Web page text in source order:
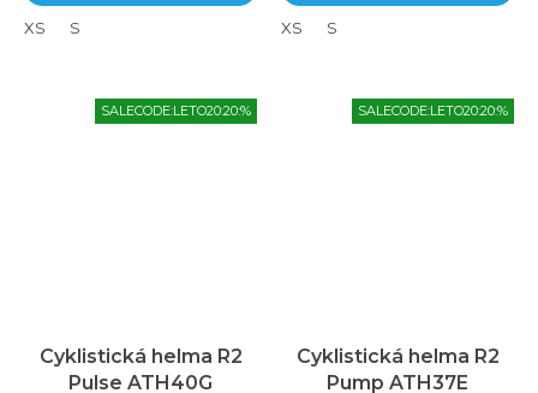
XS S XS S
SALECODE:LETO20:20:%
Cyklistická helma R2
Pulse ATH40G
SALECODE:LETO20:20:%
Cyklistická helma R2
Pump ATH37E